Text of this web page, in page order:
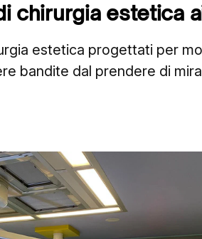
chirurgia estetica
estetica progettati per
bandite dal prendere di mira